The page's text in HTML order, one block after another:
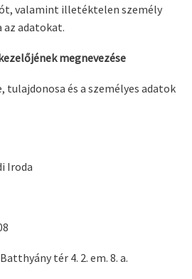
valamint illetéktelen személy
az adatokat.
megnevezése
és a személyes adatok
Iroda
tér 4. 2. em. 8. a.